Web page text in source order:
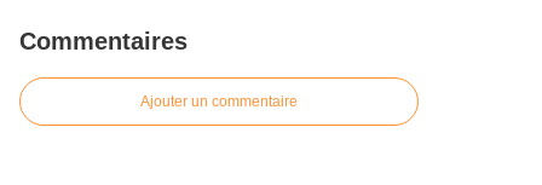
Commentaires
Ajouter un commentaire